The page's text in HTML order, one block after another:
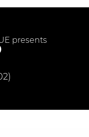
presents